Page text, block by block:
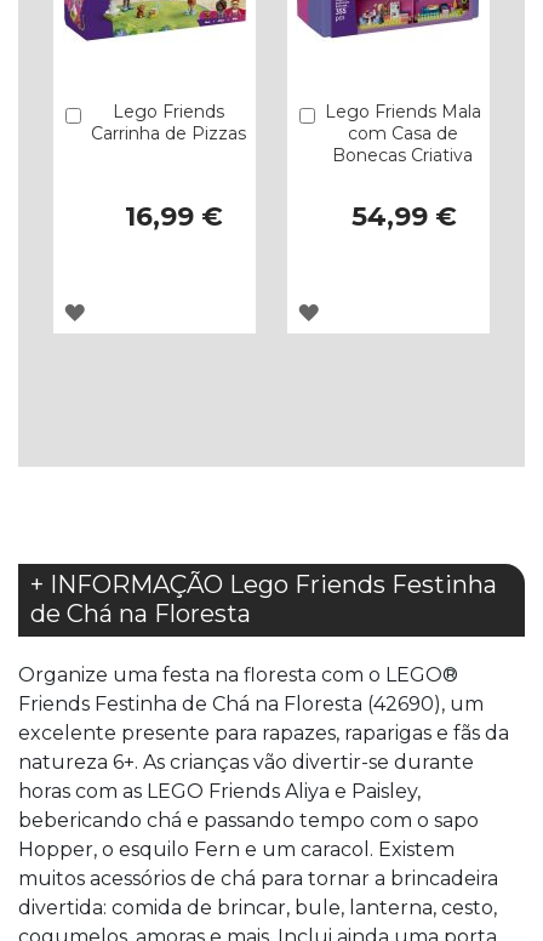
Lego Friends
Carrinha de Pizzas
16,99 €
Comprar
ADICIONAR
Lego Friends Mala
com Casa de
Bonecas Criativa
54,99 €
Comprar
ADICIONAR
+ INFORMAÇÃO Lego Friends Festinha
de Chá na Floresta
Organize uma festa na floresta com o LEGO®
Friends Festinha de Chá na Floresta (42690), um
excelente presente para rapazes, raparigas e fãs da
natureza 6+. As crianças vão divertir-se durante
horas com as LEGO Friends Aliya e Paisley,
bebericando chá e passando tempo com o sapo
Hopper, o esquilo Fern e um caracol. Existem
muitos acessórios de chá para tornar a brincadeira
divertida: comida de brincar, bule, lanterna, cesto,